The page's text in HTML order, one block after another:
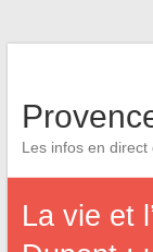
Les infos en direct
La vie et